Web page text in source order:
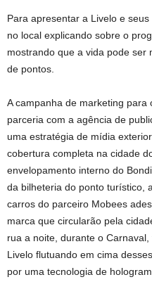
Para apresentar a Livelo e
no local explicando sobre o
mostrando que a vida pode ser
de pontos.
A campanha de marketing para
parceria com a agência de
uma estratégia de mídia
cobertura completa na cidade
envelopamento interno do
da bilheteria do ponto turístico,
carros do parceiro Mobees
marca que circularão pela
rua a noite, durante o
Livelo flutuando em cima
por uma tecnologia de